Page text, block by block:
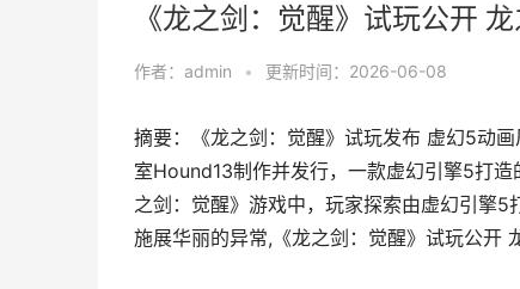
《龙之剑：觉醒》试玩公开
作者： admin • 更新时间：2026-06-08
摘要：《龙之剑：觉醒》试玩发布 虚幻5
室Hound13制作并发行，一款虚幻引擎5打
之剑：觉醒》游戏中，玩家探索由虚幻引擎
施展华丽的异常,《龙之剑：觉醒》试玩公开